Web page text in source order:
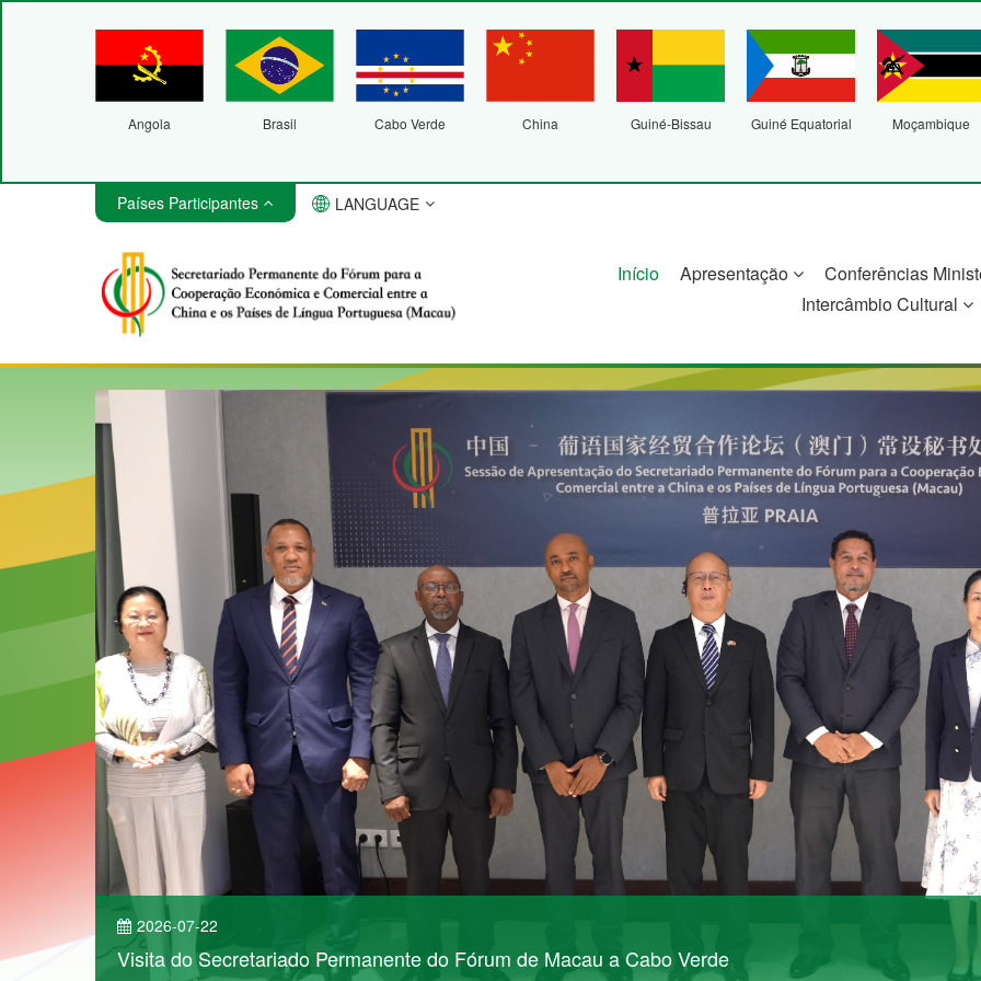
Angola Brasil Cabo Verde China Guiné-Bissau Guiné Equatorial Moçambique
Países Participantes LANGUAGE
Início Apresentação Conferências
Intercâmbio Cultural
2026-07-22
Visita do Secretariado Permanente do Fórum de Macau a Cabo Verde